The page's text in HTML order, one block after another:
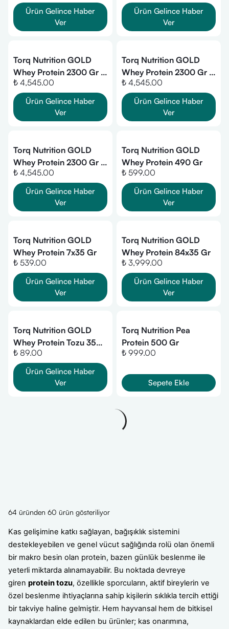
Ürün Gelince Haber
Ver
Ürün Gelince Haber
Ver
Torq Nutrition GOLD
Whey Protein 2300 Gr -
Limon
₺ 4,545.00
Ürün Gelince Haber
Ver
Torq Nutrition GOLD
Whey Protein 2300 Gr -
Kurabiye
₺ 4,545.00
Ürün Gelince Haber
Ver
Torq Nutrition GOLD
Whey Protein 2300 Gr -
Beyaz Çikolata
₺ 4,545.00
Ürün Gelince Haber
Ver
Torq Nutrition GOLD
Whey Protein 490 Gr
₺ 599.00
Ürün Gelince Haber
Ver
Torq Nutrition GOLD
Whey Protein 7x35 Gr
₺ 539.00
Ürün Gelince Haber
Ver
Torq Nutrition GOLD
Whey Protein 84x35 Gr
₺ 3,999.00
Ürün Gelince Haber
Ver
Torq Nutrition GOLD
Whey Protein Tozu 35
Gr
₺ 89.00
Ürün Gelince Haber
Ver
Torq Nutrition Pea
Protein 500 Gr
₺ 999.00
Sepete Ekle
64 üründen 60 ürün gösteriliyor
Kas gelişimine katkı sağlayan, bağışıklık sistemini
destekleyebilen ve genel vücut sağlığında rolü olan önemli
bir makro besin olan protein, bazen günlük beslenme ile
yeterli miktarda alınamayabilir. Bu noktada devreye
giren protein tozu, özellikle sporcuların, aktif bireylerin ve
özel beslenme ihtiyaçlarına sahip kişilerin sıklıkla tercih ettiği
bir takviye haline gelmiştir. Hem hayvansal hem de bitkisel
kaynaklardan elde edilen bu ürünler; kas onarımına,